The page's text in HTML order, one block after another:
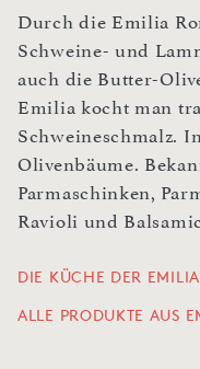
Durch die Emilia
Schweine- und
auch die Butter-
Emilia kocht man
Schweineschmalz.
Olivenbäume.
Parmaschinken,
Ravioli und
DIE KÜCHE DER
ALLE PRODUKTE AUS